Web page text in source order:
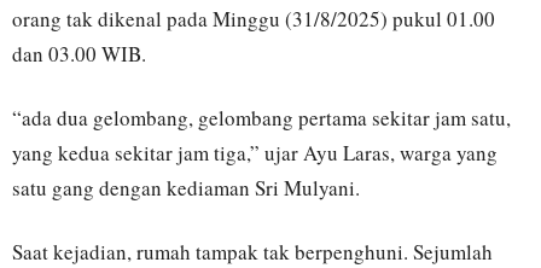
orang tak dikenal pada Minggu (31/8/2025) pukul 01.00
dan 03.00 WIB.
“ada dua gelombang, gelombang pertama sekitar jam satu,
yang kedua sekitar jam tiga,” ujar Ayu Laras, warga yang
satu gang dengan kediaman Sri Mulyani.
Saat kejadian, rumah tampak tak berpenghuni. Sejumlah